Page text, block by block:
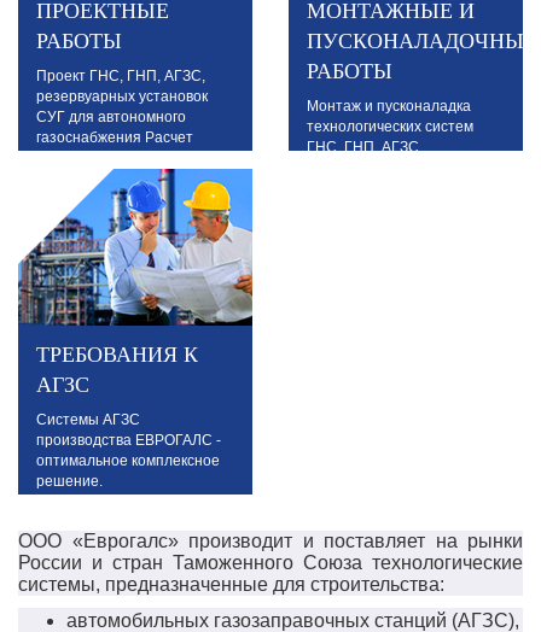
ПРОЕКТНЫЕ
РАБОТЫ
Проект ГНС, ГНП, АГЗС,
резервуарных установок
СУГ для автономного
газоснабжения Расчет
Расчет теплоизоляции
резервуаров и
трубопроводов.
МОНТАЖНЫЕ И
ПУСКОНАЛАДОЧНЫЕ
РАБОТЫ
Монтаж и пусконаладка
технологических систем
ГНС, ГНП, АГЗС
ТРЕБОВАНИЯ К
АГЗС
Системы АГЗС
производства ЕВРОГАЛС -
оптимальное комплексное
решение.
ООО «Еврогалс» производит и поставляет на рынки
России и стран Таможенного Союза технологические
системы, предназначенные для строительства:
автомобильных газозаправочных станций (АГЗС),